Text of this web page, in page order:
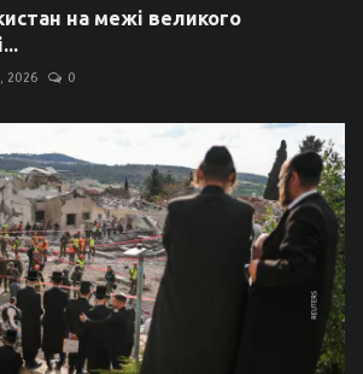
на межі великого
2026 0